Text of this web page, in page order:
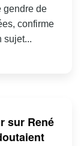
gendre de
confirme
sujet...
sur René